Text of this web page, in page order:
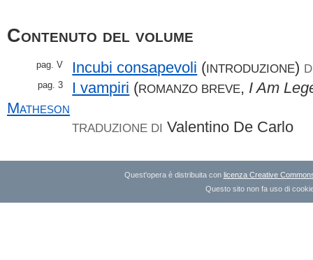
Contenuto del volume
pag. V Incubi consapevoli (INTRODUZIONE)
pag. 3 I vampiri (ROMANZO BREVE, I Am
Matheson
TRADUZIONE DI Valentino De Carlo
Quest'opera è distribuita con licenza Creative
Questo sito non fa uso di